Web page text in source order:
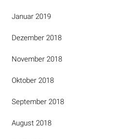
Januar 2019
Dezember 2018
November 2018
Oktober 2018
September 2018
August 2018